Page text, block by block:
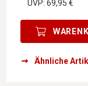
UVP: 69,95 €
Ähnliche